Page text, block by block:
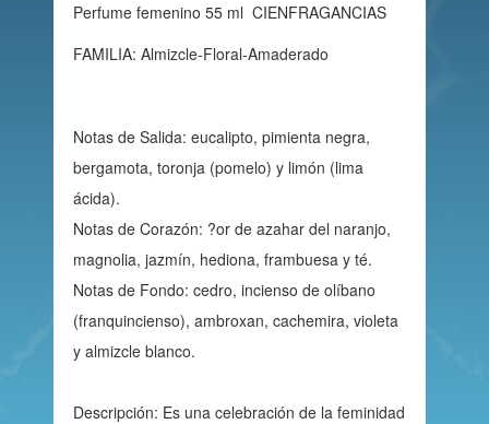
Perfume femenino 55 ml CIENFRAGANCIAS
FAMILIA: Almizcle-Floral-Amaderado
Notas de Salida: eucalipto, pimienta negra,
bergamota, toronja (pomelo) y limón (lima
ácida).
Notas de Corazón: ?or de azahar del naranjo,
magnolia, jazmín, hediona, frambuesa y té.
Notas de Fondo: cedro, incienso de olíbano
(franquincienso), ambroxan, cachemira, violeta
y almizcle blanco.
Descripción: Es una celebración de la feminidad